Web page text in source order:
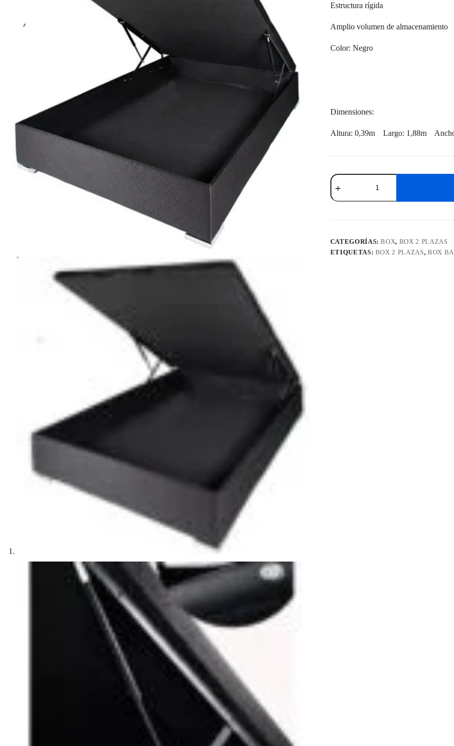
Estructura rígida
Amplio volumen de almacenamiento
Color: Negro
Dimensiones:
Altura: 0,39m Largo: 1,88m
Box
Baúl
2
Plazas
CATEGORÍAS:BOX, BOX 2 PLAZAS
ETIQUETAS: BOX 2 PLAZAS, BOX